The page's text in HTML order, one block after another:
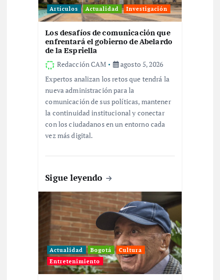
Artículos Actualidad Investigación
Los desafíos de comunicación que
enfrentará el gobierno de Abelardo
de la Espriella
Redacción CAM
agosto 5, 2026
Expertos analizan los retos que tendrá la
nueva administración para la
comunicación de sus políticas, mantener
la continuidad institucional y conectar
con los ciudadanos en un entorno cada
vez más digital.
Sigue leyendo
Actualidad Bogotá
Cultura
Entretenimiento